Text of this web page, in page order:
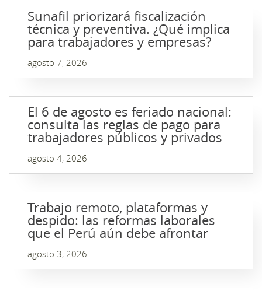
Sunafil priorizará fiscalización
técnica y preventiva. ¿Qué implica
para trabajadores y empresas?
agosto 7, 2026
El 6 de agosto es feriado nacional:
consulta las reglas de pago para
trabajadores públicos y privados
agosto 4, 2026
Trabajo remoto, plataformas y
despido: las reformas laborales
que el Perú aún debe afrontar
agosto 3, 2026